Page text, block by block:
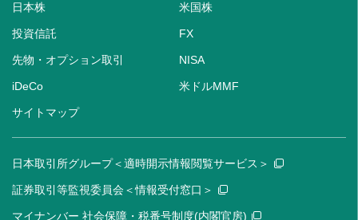
日本株 米国株
投資信託 FX
先物・オプション取引 NISA
iDeCo 米ドルMMF
サイトマップ
日本取引所グループ＜適時開示情報閲覧サービス＞
証券取引等監視委員会＜情報受付窓口＞
マイナンバー 社会保障・税番号制度(内閣官房)